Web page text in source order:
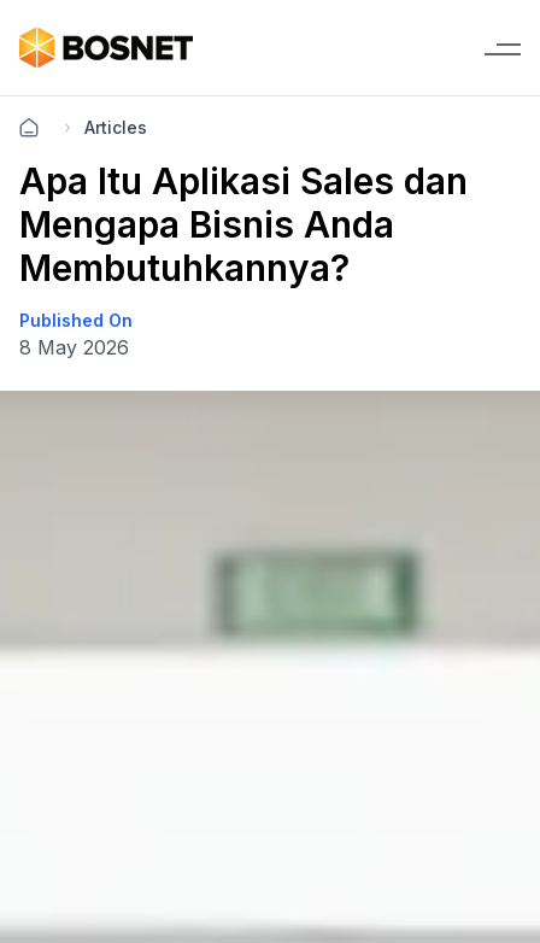
Articles
Apa Itu Aplikasi Sales dan
Mengapa Bisnis Anda
Membutuhkannya?
Published On
8 May 2026